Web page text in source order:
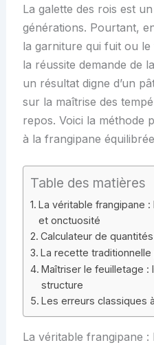
La galette des rois est
générations. Pourtant,
la garniture qui fuit ou
la réussite demande de
un résultat digne d’un
sur la maîtrise des
repos. Voici la méthode
à la frangipane
Table des matières
La véritable frangipane :
et onctuosité
Calculateur de
La recette
Maîtriser le feuilletage :
structure
Les erreurs classiques
La véritable frangipane :